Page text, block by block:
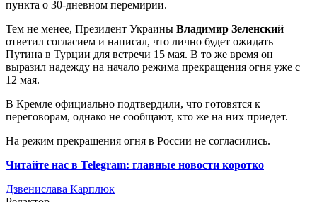
пункта о 30-дневном перемирии.
Тем не менее, Президент Украины Владимир Зеленский
ответил согласием и написал, что лично будет ожидать
Путина в Турции для встречи 15 мая. В то же время он
выразил надежду на начало режима прекращения огня уже с
12 мая.
В Кремле официально подтвердили, что готовятся к
переговорам, однако не сообщают, кто же на них приедет.
На режим прекращения огня в России не согласились.
Читайте нас в Telegram: главные новости коротко
Дзвенислава Карплюк